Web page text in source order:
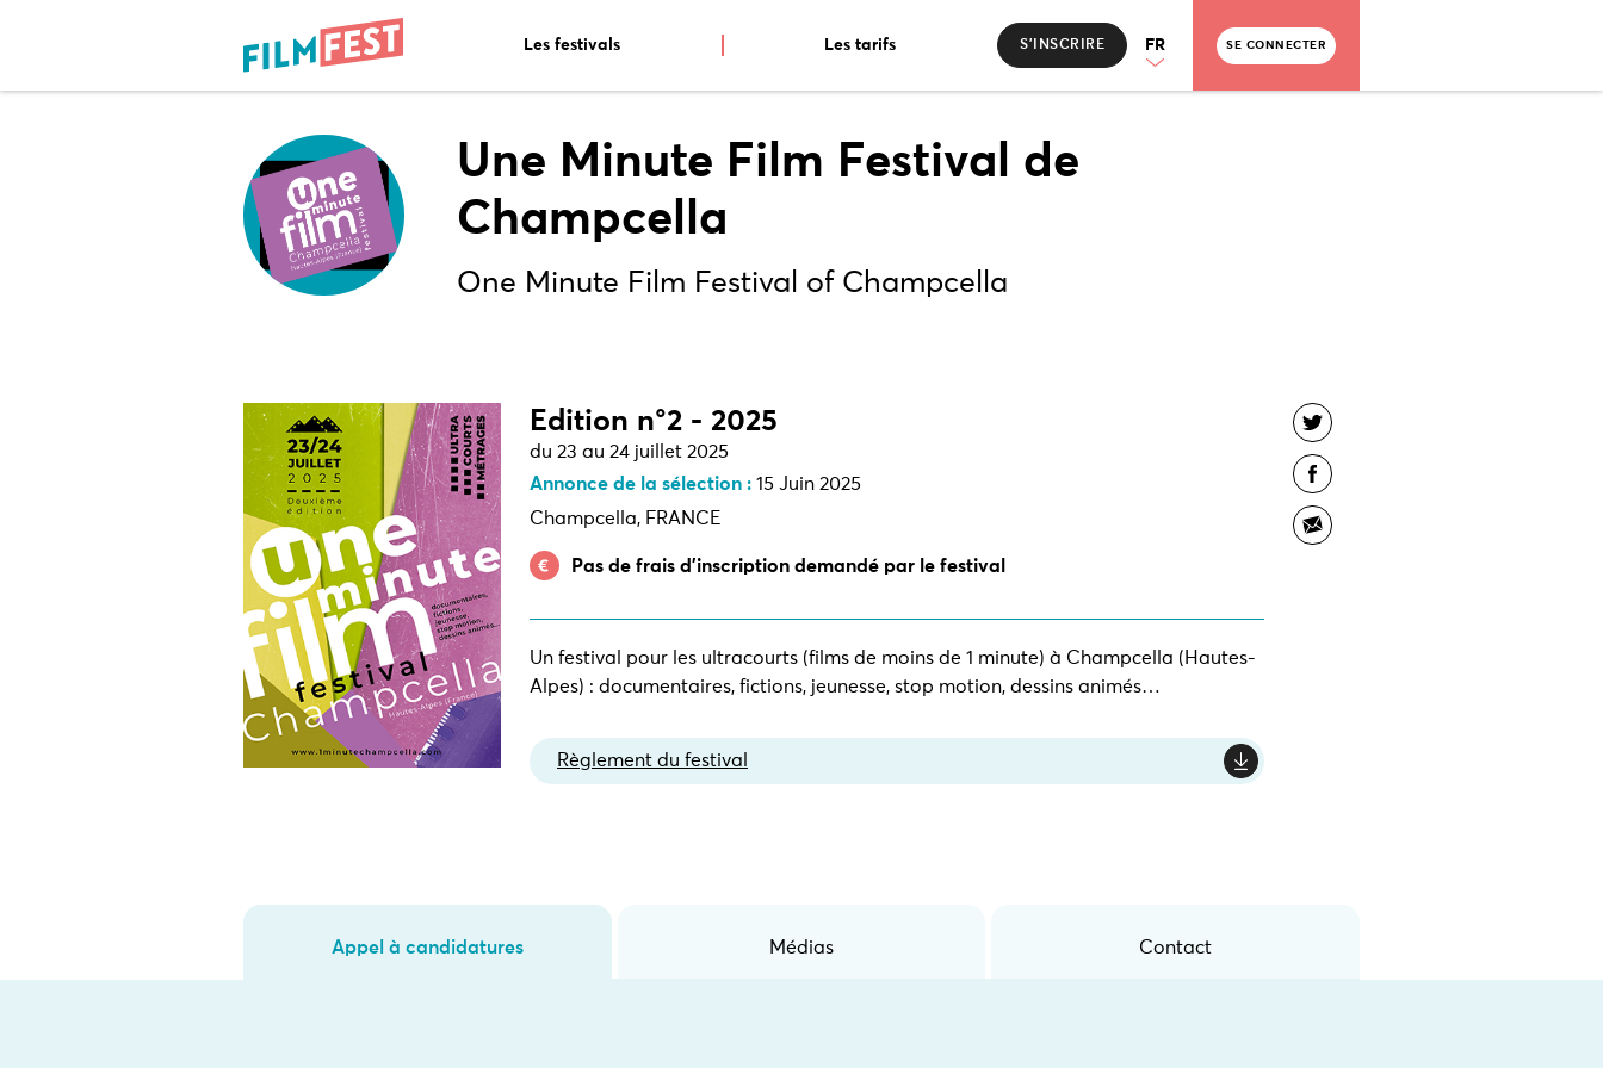
Les festivals Les tarifs S’INSCRIRE FR SE CONNECTER
Une Minute Film Festival de
Champcella
One Minute Film Festival of Champcella
Edition n°2 - 2025
du 23 au 24 juillet 2025
Annonce de la sélection : 15 Juin 2025
Champcella, FRANCE
Pas de frais d’inscription demandé par le festival
Un festival pour les ultracourts (films de moins de 1 minute) à Champcella (Hautes-
Alpes) : documentaires, fictions, jeunesse, stop motion, dessins animés…
Règlement du festival
Appel à candidatures Médias Contact